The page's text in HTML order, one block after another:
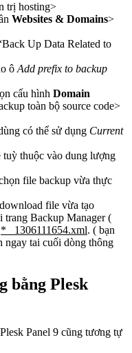
trị hosting>
Websites & Domains>
Up Data Related to
ô Add prefix to backup
cấu hình Domain
toàn bộ source code>
có thể sử dụng Current
tuỳ thuộc vào dung lượng
file backup vừa thực
file vừa tạo
trang Backup Manager (
*_ 1306111654.xml. ( bạn
ngay tai cuối dòng thông
bằng Plesk
Panel 9 cũng tương tự